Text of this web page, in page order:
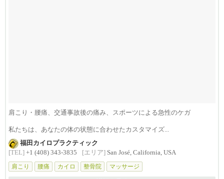
肩こり・腰痛、交通事故後の痛み、スポーツによる急性のケガ
私たちは、あなたの体の状態に合わせたカスタマイズ...
福田カイロプラクティック
[TEL] +1 (408) 343-3835 [エリア] San José, California, USA
肩こり
腰痛 カイロ 整骨院 マッサージ